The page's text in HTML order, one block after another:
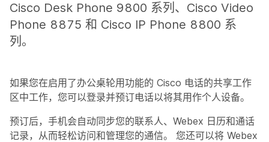
Cisco Desk Phone 9800 系列、Cisco Video
Phone 8875 和 Cisco IP Phone 8800 系
列。
如果您在启用了办公桌轮用功能的 Cisco 电话的共享工作
区中工作，您可以登录并预订电话以将其用作个人设备。
预订后，手机会自动同步您的联系人、Webex 日历和通话
记录，从而轻松访问和管理您的通信。 您还可以将 Webex